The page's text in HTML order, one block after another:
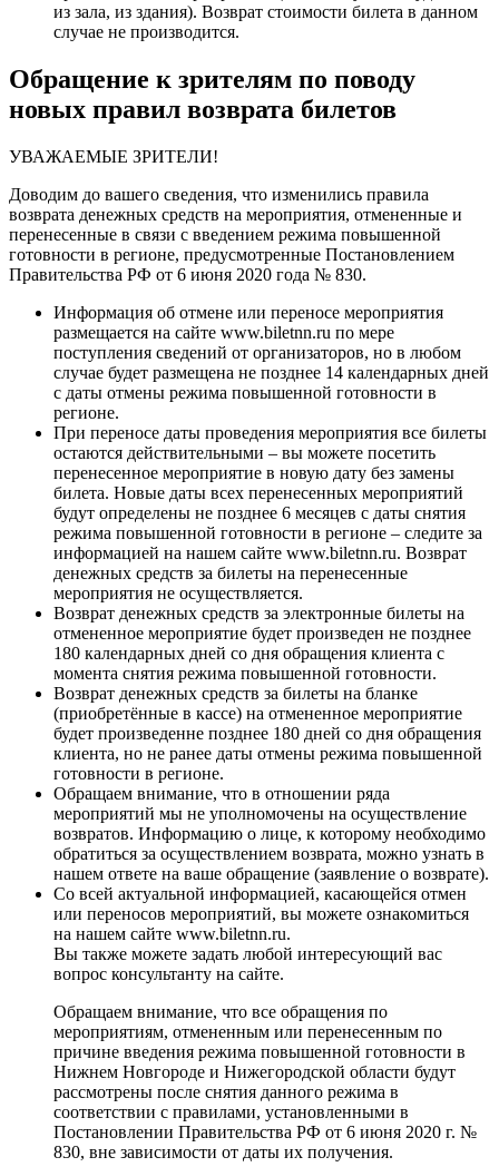
из зала, из здания). Возврат стоимости билета в данном
случае не производится.
Обращение к зрителям по поводу
новых правил возврата билетов
УВАЖАЕМЫЕ ЗРИТЕЛИ!
Доводим до вашего сведения, что изменились правила
возврата денежных средств на мероприятия, отмененные и
перенесенные в связи с введением режима повышенной
готовности в регионе, предусмотренные Постановлением
Правительства РФ от 6 июня 2020 года № 830.
Информация об отмене или переносе мероприятия
размещается на сайте www.biletnn.ru по мере
поступления сведений от организаторов, но в любом
случае будет размещена не позднее 14 календарных дней
с даты отмены режима повышенной готовности в
регионе.
При переносе даты проведения мероприятия все билеты
остаются действительными – вы можете посетить
перенесенное мероприятие в новую дату без замены
билета. Новые даты всех перенесенных мероприятий
будут определены не позднее 6 месяцев с даты снятия
режима повышенной готовности в регионе – следите за
информацией на нашем сайте www.biletnn.ru. Возврат
денежных средств за билеты на перенесенные
мероприятия не осуществляется.
Возврат денежных средств за электронные билеты на
отмененное мероприятие будет произведен не позднее
180 календарных дней со дня обращения клиента с
момента снятия режима повышенной готовности.
Возврат денежных средств за билеты на бланке
(приобретённые в кассе) на отмененное мероприятие
будет произведенне позднее 180 дней со дня обращения
клиента, но не ранее даты отмены режима повышенной
готовности в регионе.
Обращаем внимание, что в отношении ряда
мероприятий мы не уполномочены на осуществление
возвратов. Информацию о лице, к которому необходимо
обратиться за осуществлением возврата, можно узнать в
нашем ответе на ваше обращение (заявление о возврате).
Со всей актуальной информацией, касающейся отмен
или переносов мероприятий, вы можете ознакомиться
на нашем сайте www.biletnn.ru.
Вы также можете задать любой интересующий вас
вопрос консультанту на сайте.
Обращаем внимание, что все обращения по
мероприятиям, отмененным или перенесенным по
причине введения режима повышенной готовности в
Нижнем Новгороде и Нижегородской области будут
рассмотрены после снятия данного режима в
соответствии с правилами, установленными в
Постановлении Правительства РФ от 6 июня 2020 г. №
830, вне зависимости от даты их получения.